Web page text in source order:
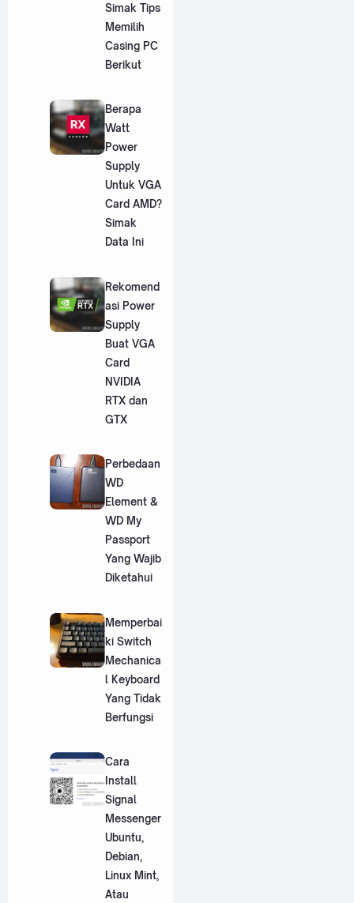
Simak Tips
Memilih
Casing PC
Berikut
Berapa
Watt
Power
Supply
Untuk VGA
Card AMD?
Simak
Data Ini
Rekomend
asi Power
Supply
Buat VGA
Card
NVIDIA
RTX dan
GTX
Perbedaan
WD
Element &
WD My
Passport
Yang Wajib
Diketahui
Memperbai
ki Switch
Mechanica
l Keyboard
Yang Tidak
Berfungsi
Cara
Install
Signal
Messenger
Ubuntu,
Debian,
Linux Mint,
Atau